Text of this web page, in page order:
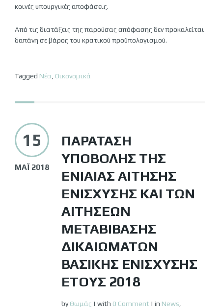
κοινές υπουργικές αποφάσεις.
Από τις διατάξεις της παρούσας απόφασης δεν προκαλείται
δαπάνη σε βάρος του κρατικού προϋπολογισμού.
Tagged Νέα Οικονομικά
15
ΜΆΙ 2018
ΠΑΡΆΤΑΣΗ
ΥΠΟΒΟΛΉΣ ΤΗΣ
ΕΝΙΑΊΑΣ ΑΊΤΗΣΗΣ
ΕΝΊΣΧΥΣΗΣ ΚΑΙ ΤΩΝ
ΑΙΤΉΣΕΩΝ
ΜΕΤΑΒΊΒΑΣΗΣ
ΔΙΚΑΙΩΜΆΤΩΝ
ΒΑΣΙΚΉΣ ΕΝΊΣΧΥΣΗΣ
ΈΤΟΥΣ 2018
byΘωμάς | with 0 Comment | in News